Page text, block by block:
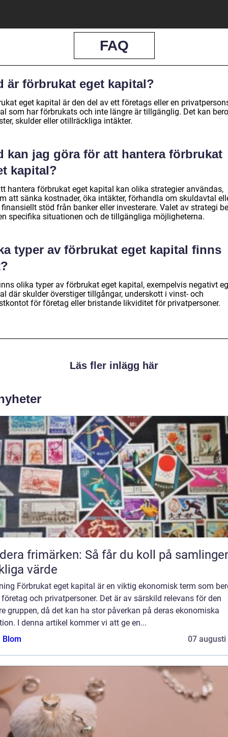
FAQ
är förbrukat eget kapital?
eget kapital är den del av ett företags eller en
som har förbrukats och inte längre är tillgänglig. Det kan
skulder eller otillräckliga intäkter.
kan jag göra för att hantera förbrukat
kapital?
hantera förbrukat eget kapital kan olika strategier användas,
att sänka kostnader, öka intäkter, förhandla om skuldavtal
stöd från banker eller investerare. Valet av strategi
specifika situationen och de tillgängliga möjligheterna.
typer av förbrukat eget kapital finns
olika typer av förbrukat eget kapital, exempelvis negativt
där skulder överstiger tillgångar, underskott i vinst- och
för företag eller bristande likviditet för privatpersoner.
Läs fler inlägg här
frimärken: Så får du koll på
värde
Förbrukat eget kapital är en viktig ekonomisk term som
och privatpersoner. Det är av särskild relevans för den
gruppen, då det kan ha stor påverkan på deras ekonomiska
I denna artikel kommer vi att ge en...
Blom
07 augusti